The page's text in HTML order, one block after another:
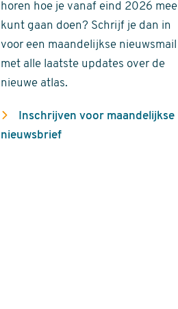
horen hoe je vanaf eind 2026 mee
kunt gaan doen? Schrijf je dan in
voor een maandelijkse nieuwsmail
met alle laatste updates over de
nieuwe atlas.
Inschrijven voor maandelijkse
nieuwsbrief